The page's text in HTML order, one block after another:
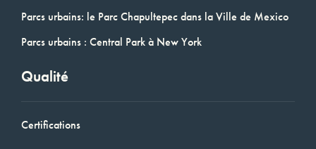
Parcs urbains: le Parc Chapultepec dans la Ville de Mexico
Parcs urbains : Central Park à New York
Qualité
Certifications